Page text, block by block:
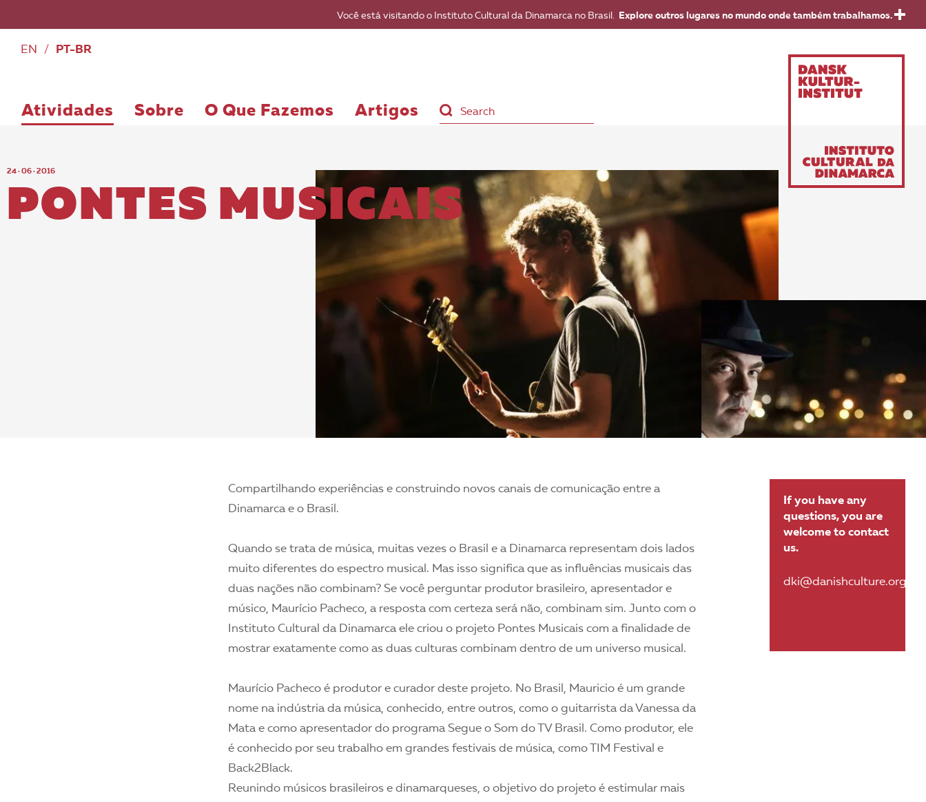
Você está visitando o Instituto Cultural da Dinamarca no Brasil. Explore outros lugares no mundo onde também trabalhamos.
EN / PT-BR
Atividades Sobre O Que Fazemos Artigos
24 · 06 · 2016
PONTES MUSICAIS
Compartilhando experiências e construindo novos canais de comunicação entre a
Dinamarca e o Brasil.
Quando se trata de música, muitas vezes o Brasil e a Dinamarca representam dois lados
muito diferentes do espectro musical. Mas isso significa que as influências musicais das
duas nações não combinam? Se você perguntar produtor brasileiro, apresentador e
músico, Maurício Pacheco, a resposta com certeza será não, combinam sim. Junto com o
Instituto Cultural da Dinamarca ele criou o projeto Pontes Musicais com a finalidade de
mostrar exatamente como as duas culturas combinam dentro de um universo musical.
Maurício Pacheco é produtor e curador deste projeto. No Brasil, Mauricio é um grande
nome na indústria da música, conhecido, entre outros, como o guitarrista da Vanessa da
Mata e como apresentador do programa Segue o Som do TV Brasil. Como produtor, ele
é conhecido por seu trabalho em grandes festivais de música, como TIM Festival e
Back2Black.
Reunindo músicos brasileiros e dinamarqueses, o objetivo do projeto é estimular mais
If you have any
questions, you are
welcome to contact
us.
dki@danishculture.org.br